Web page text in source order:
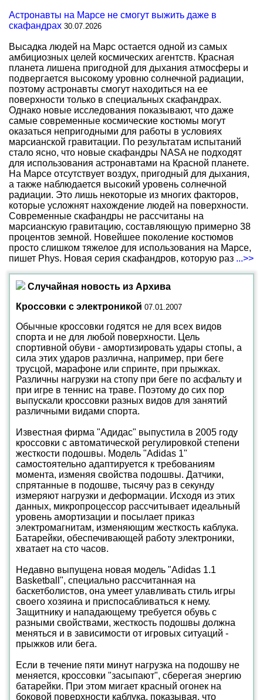
Астронавты на Марсе не смогут выжить даже в
скафандрах 30.07.2026
Высадка людей на Марс остается одной из самых
амбициозных целей космических агентств. Красная
планета лишена пригодной для дыхания атмосферы и
подвергается высокому уровню солнечной радиации,
поэтому астронавты смогут находиться на ее
поверхности только в специальных скафандрах.
Однако новые исследования показывают, что даже
самые современные космические костюмы могут
оказаться непригодными для работы в условиях
марсианской гравитации. По результатам испытаний
стало ясно, что новые скафандры NASA не подходят
для использования астронавтами на Красной планете.
На Марсе отсутствует воздух, пригодный для дыхания,
а также наблюдается высокий уровень солнечной
радиации. Это лишь некоторые из многих факторов,
которые усложнят нахождение людей на поверхности.
Современные скафандры не рассчитаны на
марсианскую гравитацию, составляющую примерно 38
процентов земной. Новейшее поколение костюмов
просто слишком тяжелое для использования на Марсе,
пишет Phys. Новая серия скафандров, которую раз ...>>
Случайная новость из Архива
Кроссовки с электроникой 07.01.2007
Обычные кроссовки годятся не для всех видов
спорта и не для любой поверхности. Цель
спортивной обуви - амортизировать удары стопы, а
сила этих ударов различна, например, при беге
трусцой, марафоне или спринте, при прыжках.
Различны нагрузки на стопу при беге по асфальту и
при игре в теннис на траве. Поэтому до сих пор
выпускали кроссовки разных видов для занятий
различными видами спорта.
Известная фирма "Адидас" выпустила в 2005 году
кроссовки с автоматической регулировкой степени
жесткости подошвы. Модель "Adidas 1"
самостоятельно адаптируется к требованиям
момента, изменяя свойства подошвы. Датчики,
спрятанные в подошве, тысячу раз в секунду
измеряют нагрузки и деформации. Исходя из этих
данных, микропроцессор рассчитывает идеальный
уровень амортизации и посылает приказ
электромагнитам, изменяющим жесткость каблука.
Батарейки, обеспечивающей работу электроники,
хватает на сто часов.
Недавно выпущена новая модель "Adidas 1.1
Basketball", специально рассчитанная на
баскетболистов, она умеет улавливать стиль игры
своего хозяина и приспосабливаться к нему.
Защитнику и нападающему требуется обувь с
разными свойствами, жесткость подошвы должна
меняться и в зависимости от игровых ситуаций -
прыжков или бега.
Если в течение пяти минут нагрузка на подошву не
меняется, кроссовки "засыпают", сберегая энергию
батарейки. При этом мигает красный огонек на
боковой поверхности каблука, показывая, что